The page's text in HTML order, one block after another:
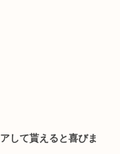
Semi Finallist